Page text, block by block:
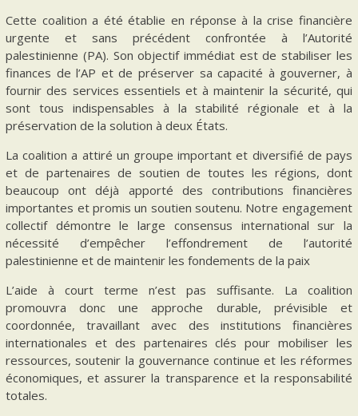
Cette coalition a été établie en réponse à la crise financière
urgente et sans précédent confrontée à l’Autorité
palestinienne (PA). Son objectif immédiat est de stabiliser les
finances de l’AP et de préserver sa capacité à gouverner, à
fournir des services essentiels et à maintenir la sécurité, qui
sont tous indispensables à la stabilité régionale et à la
préservation de la solution à deux États.
La coalition a attiré un groupe important et diversifié de pays
et de partenaires de soutien de toutes les régions, dont
beaucoup ont déjà apporté des contributions financières
importantes et promis un soutien soutenu. Notre engagement
collectif démontre le large consensus international sur la
nécessité d’empêcher l’effondrement de l’autorité
palestinienne et de maintenir les fondements de la paix
L’aide à court terme n’est pas suffisante. La coalition
promouvra donc une approche durable, prévisible et
coordonnée, travaillant avec des institutions financières
internationales et des partenaires clés pour mobiliser les
ressources, soutenir la gouvernance continue et les réformes
économiques, et assurer la transparence et la responsabilité
totales.